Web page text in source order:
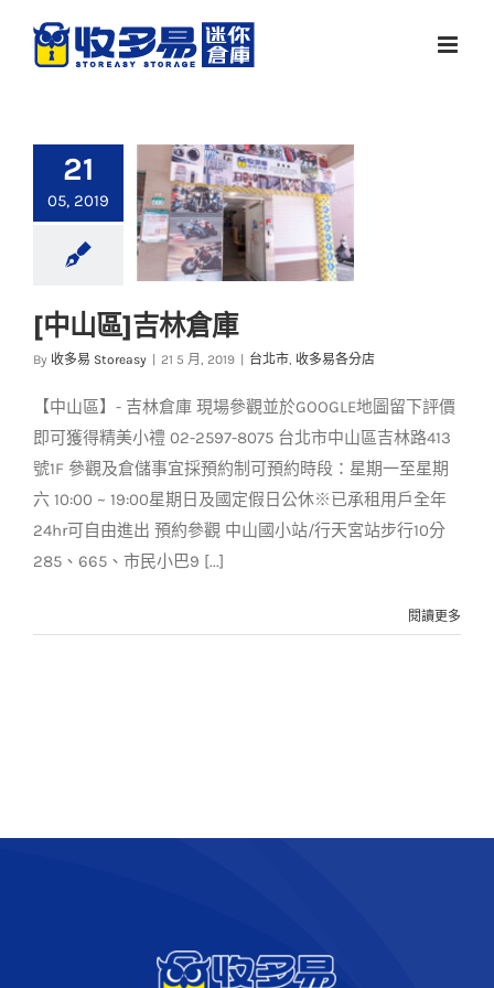
21
05, 2019
[中山區]吉林倉庫
[中山區]吉林倉庫
By 收多易 Storeasy 21 5 月, 2019 台北市, 收多易各分店
【中山區】- 吉林倉庫 現場參觀並於GOOGLE地圖留下評價
即可獲得精美小禮 02-2597-8075 台北市中山區吉林路413
號1F 參觀及倉儲事宜採預約制可預約時段：星期一至星期
六 10:00 ~ 19:00星期日及國定假日公休※已承租用戶全年
24hr可自由進出 預約參觀 中山國小站/行天宮站步行10分
285、665、市民小巴9 [...]
閱讀更多